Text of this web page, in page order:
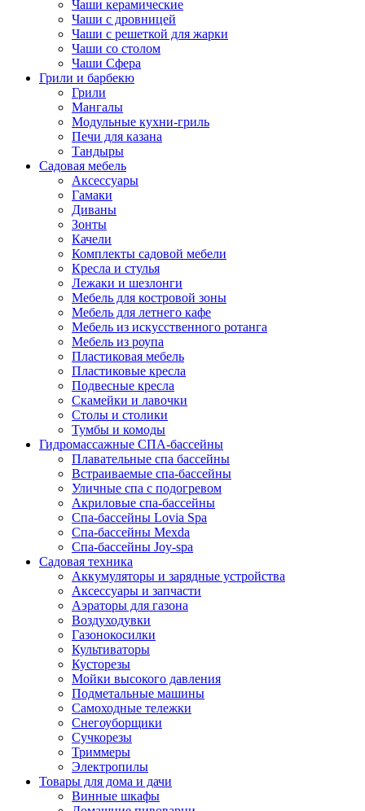
Чаши керамические
Чаши с дровницей
Чаши с решеткой для жарки
Чаши со столом
Чаши Сфера
Грили и барбекю
Грили
Мангалы
Модульные кухни-гриль
Печи для казана
Тандыры
Садовая мебель
Аксессуары
Гамаки
Диваны
Зонты
Качели
Комплекты садовой мебели
Кресла и стулья
Лежаки и шезлонги
Мебель для костровой зоны
Мебель для летнего кафе
Мебель из искусственного ротанга
Мебель из роупа
Пластиковая мебель
Пластиковые кресла
Подвесные кресла
Скамейки и лавочки
Столы и столики
Тумбы и комоды
Гидромассажные СПА-бассейны
Плавательные спа бассейны
Встраиваемые спа-бассейны
Уличные спа с подогревом
Акриловые спа-бассейны
Спа-бассейны Lovia Spa
Спа-бассейны Mexda
Спа-бассейны Joy-spa
Садовая техника
Аккумуляторы и зарядные устройства
Аксессуары и запчасти
Аэраторы для газона
Воздуходувки
Газонокосилки
Культиваторы
Кусторезы
Мойки высокого давления
Подметальные машины
Самоходные тележки
Снегоуборщики
Сучкорезы
Триммеры
Электропилы
Товары для дома и дачи
Винные шкафы